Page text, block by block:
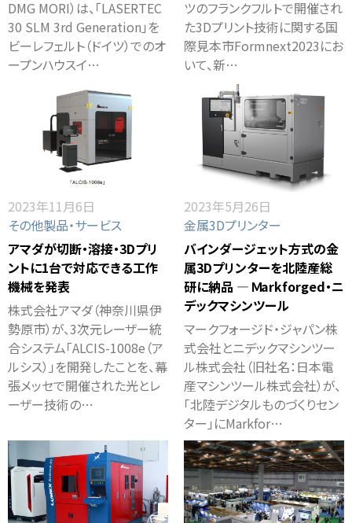
DMG MORI）は、「LASERTEC
30 SLM 3rd Generation」を
ビーレフェルト（ドイツ）でのオ
ープンハウスイ…
ツのフランクフルトで開催され
た3Dプリント技術に関する国
際見本市Formnext2023にお
いて、新…
2023年11月6日
その他製品・サービス
アマダが切断・溶接・3Dプリ
ントに1台で対応できる工作
機械を発表
株式会社アマダ（神奈川県伊
勢原市）が、3次元レーザー統
合システム「ALCIS-1008e（ア
ルシス）」を開発したことを、幕
張メッセで開催された光とレ
ーザー技術の…
2023年5月26日
金属3Dプリンター
バインダージェット方式の金
属3Dプリンターを北陸産総
研に納品 ― Ｍarkforged・ニ
デックマシンツール
マークフォージド・ジャパン株
式会社とニデックマシンツー
ル株式会社（旧社名：日本電
産マシンツール株式会社）が、
「北陸デジタルものづくりセン
ター」にMarkfor…